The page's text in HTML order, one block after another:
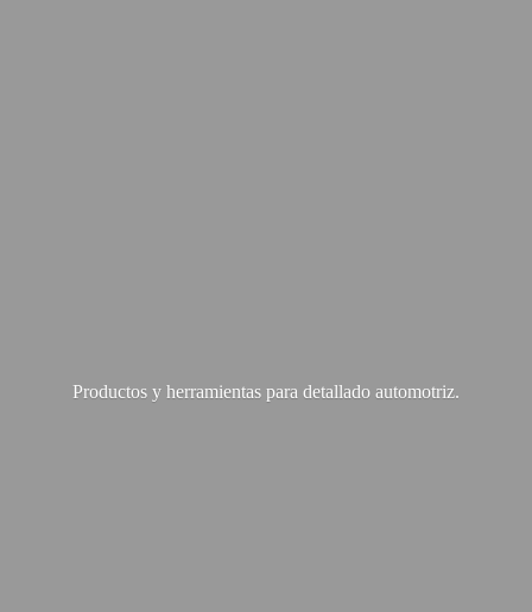
Productos y herramientas para detallado automotriz.